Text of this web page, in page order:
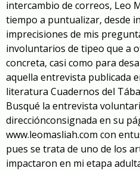
intercambio de correos, Leo
tiempo a puntualizar, desde
imprecisiones de mis
involuntarios de tipeo que a
concreta, casi como para
aquella entrevista publicada
literatura Cuadernos del
Busqué la entrevista
direcciónconsignada en su
www.leomasliah.com con
pues se trata de uno de los
impactaron en mi etapa